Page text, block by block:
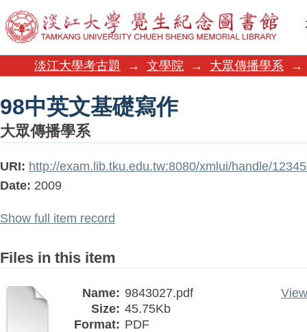
98中英文基礎寫作
淡江大學考古題 → 文學院 → 大眾傳播學系 →
98中英文基礎寫作
大眾傳播學系
URI: http://exam.lib.tku.edu.tw:8080/xmlui/handle/
Date: 2009
Show full item record
Files in this item
Name: 9843027.pdf
Size: 45.75Kb
Format: PDF